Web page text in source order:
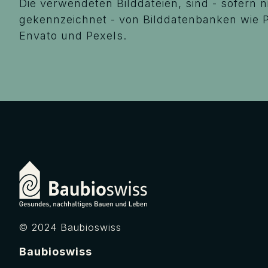
Die verwendeten Bilddateien, sind - sofern
gekennzeichnet - von Bilddatenbanken wie
Envato und Pexels.
© 2024 Baubioswiss
Baubioswiss